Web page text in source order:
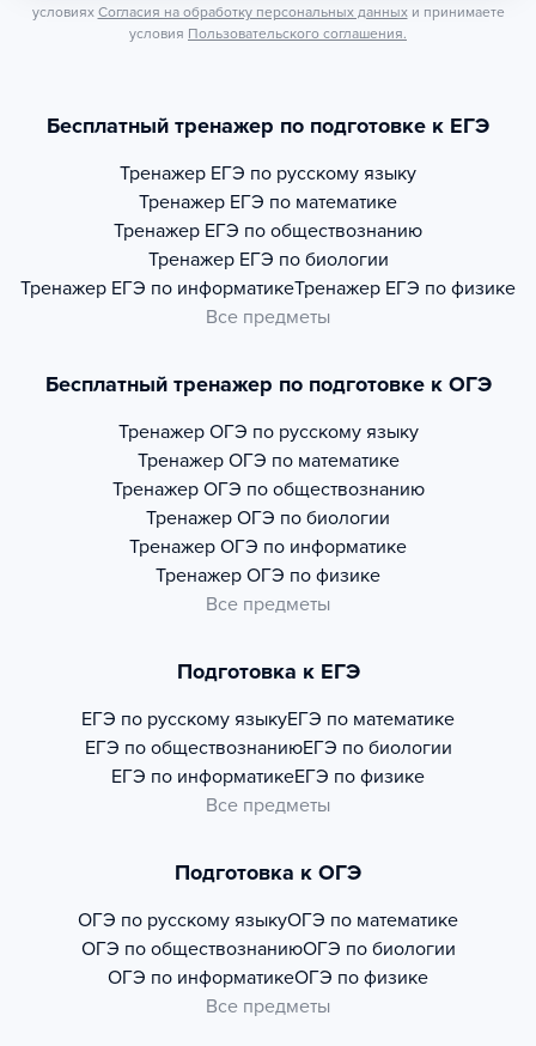
условиях Согласия на обработку персональных данных и принимаете
условия Пользовательского соглашения.
Бесплатный тренажер по подготовке к ЕГЭ
Тренажер ЕГЭ по русскому языку
Тренажер ЕГЭ по математике
Тренажер ЕГЭ по обществознанию
Тренажер ЕГЭ по биологии
Тренажер ЕГЭ по информатикеТренажер ЕГЭ по физике
Все предметы
Бесплатный тренажер по подготовке к ОГЭ
Тренажер ОГЭ по русскому языку
Тренажер ОГЭ по математике
Тренажер ОГЭ по обществознанию
Тренажер ОГЭ по биологии
Тренажер ОГЭ по информатике
Тренажер ОГЭ по физике
Все предметы
Подготовка к ЕГЭ
ЕГЭ по русскому языкуЕГЭ по математике
ЕГЭ по обществознаниюЕГЭ по биологии
ЕГЭ по информатикеЕГЭ по физике
Все предметы
Подготовка к ОГЭ
ОГЭ по русскому языкуОГЭ по математике
ОГЭ по обществознаниюОГЭ по биологии
ОГЭ по информатикеОГЭ по физике
Все предметы